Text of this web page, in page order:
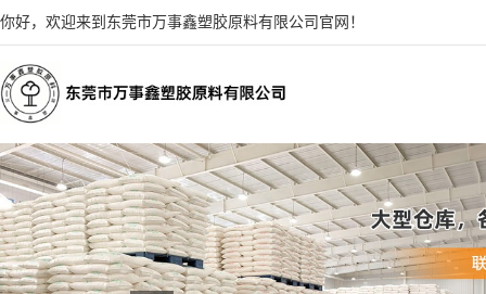
你好，欢迎来到东莞市万事鑫塑胶原料有限公司官网！